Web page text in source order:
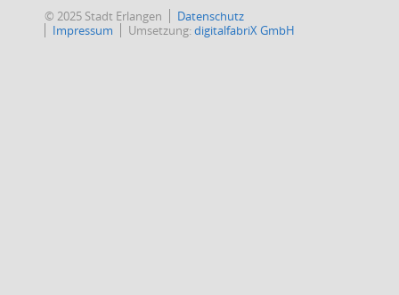
© 2025 Stadt Erlangen
Datenschutz
Impressum
Umsetzung:digitalfabriX GmbH